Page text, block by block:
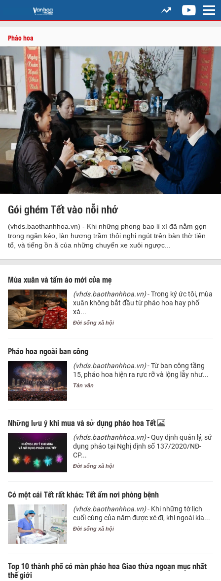
Pháo hoa
Gói ghém Tết vào nỗi nhớ
(vhds.baothanhhoa.vn) - Khi những phong bao lì xì đã nằm gọn
trong ngăn kéo, làn hương trầm thôi nghi ngút trên bàn thờ tiên
tổ, và tiếng ồn ã của những chuyến xe xuôi ngược...
Mùa xuân và tấm áo mới của mẹ
(vhds.baothanhhoa.vn)- Trong ký ức tôi, mùa
xuân không bắt đầu từ pháo hoa hay phố
xá...
Đời sống xã hội
Pháo hoa ngoài ban công
(vhds.baothanhhoa.vn)- Từ ban công tầng
15, pháo hoa hiện ra rực rỡ và lộng lẫy như...
Tản văn
Những lưu ý khi mua và sử dụng pháo hoa Tết
(vhds.baothanhhoa.vn)- Quy định quản lý, sử
dụng pháo tại Nghị định số 137/2020/NĐ-
CP...
Đời sống xã hội
Có một cái Tết rất khác: Tết ấm nơi phòng bệnh
(vhds.baothanhhoa.vn)- Khi những tờ lịch
cuối cùng của năm được xé đi, khi ngoài kia...
Đời sống xã hội
Top 10 thành phố có màn pháo hoa Giao thừa ngoạn mục nhất
thế giới